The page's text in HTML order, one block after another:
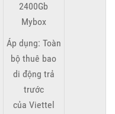
2400Gb
Mybox
Áp dụng: Toàn
bộ thuê bao
di động trả
trước
của Viettel